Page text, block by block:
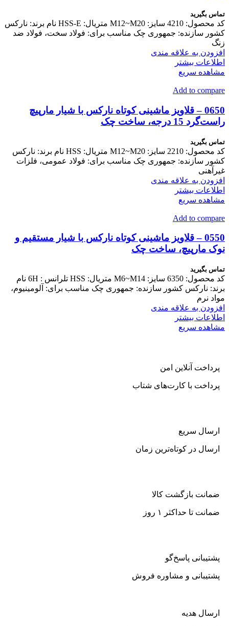
تماس بگیرید
کد محصول: 4210 سایز: M12~M20 متریال: HSS-E نام برند: نارکس
کشور سازنده: جمهوری چک مناسب برای: فولاد سخت، فولاد ضد
زنگ
افزودن به علاقه مندی
اطلاعات بیشتر
مشاهده سریع
Add to compare
0650 – قلاویز ماشینی کوتاه نارکس با شیار مارپیچ
راست‌گرد 15 درجه، ساخت چک
تماس بگیرید
کد محصول: 2210 سایز: M12~M20 متریال: HSS نام برند: نارکس
کشور سازنده: جمهوری چک مناسب برای: فولاد عمومی، فلزات
غیرآهنی
افزودن به علاقه مندی
اطلاعات بیشتر
مشاهده سریع
Add to compare
0550 – قلاویز ماشینی کوتاه نارکس با شیار مستقیم و
نوک مارپیچ، ساخت چک
تماس بگیرید
کد محصول: 6350 سایز: M6~M14 متریال: HSS تلرانس : 6H نام
برند: نارکس کشور سازنده: جمهوری چک مناسب برای: آلومینیوم،
مواد نرم
افزودن به علاقه مندی
اطلاعات بیشتر
مشاهده سریع
پرداخت آنلاین امن
پرداخت با کارت‌های شتاب
ارسال سریع
ارسال در کوتاه‌ترین زمان
ضمانت بازگشت کالا
ضمانت تا حداکثر ۱ روز
پشتیبانی پاسخ‌گو
پشتیبانی و مشاوره فروش
ارسال هدیه